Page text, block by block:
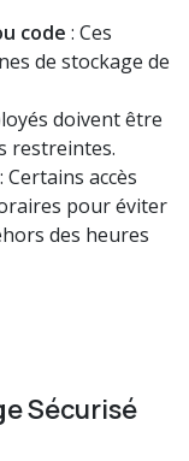
code : Ces
de stockage de
doivent être
restreintes.
: Certains accès
pour éviter
des heures
Sécurisé